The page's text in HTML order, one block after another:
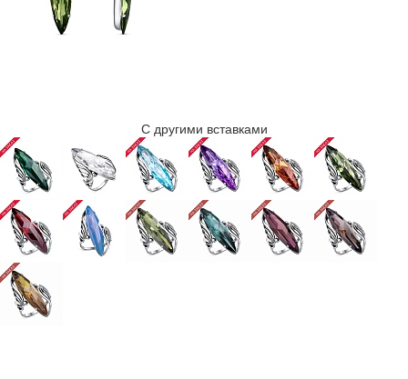
С другими вставками